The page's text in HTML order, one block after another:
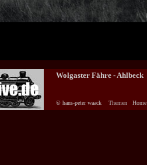
Wolgaster Fähre - Ahlbeck
© hans-peter waack Themen Home